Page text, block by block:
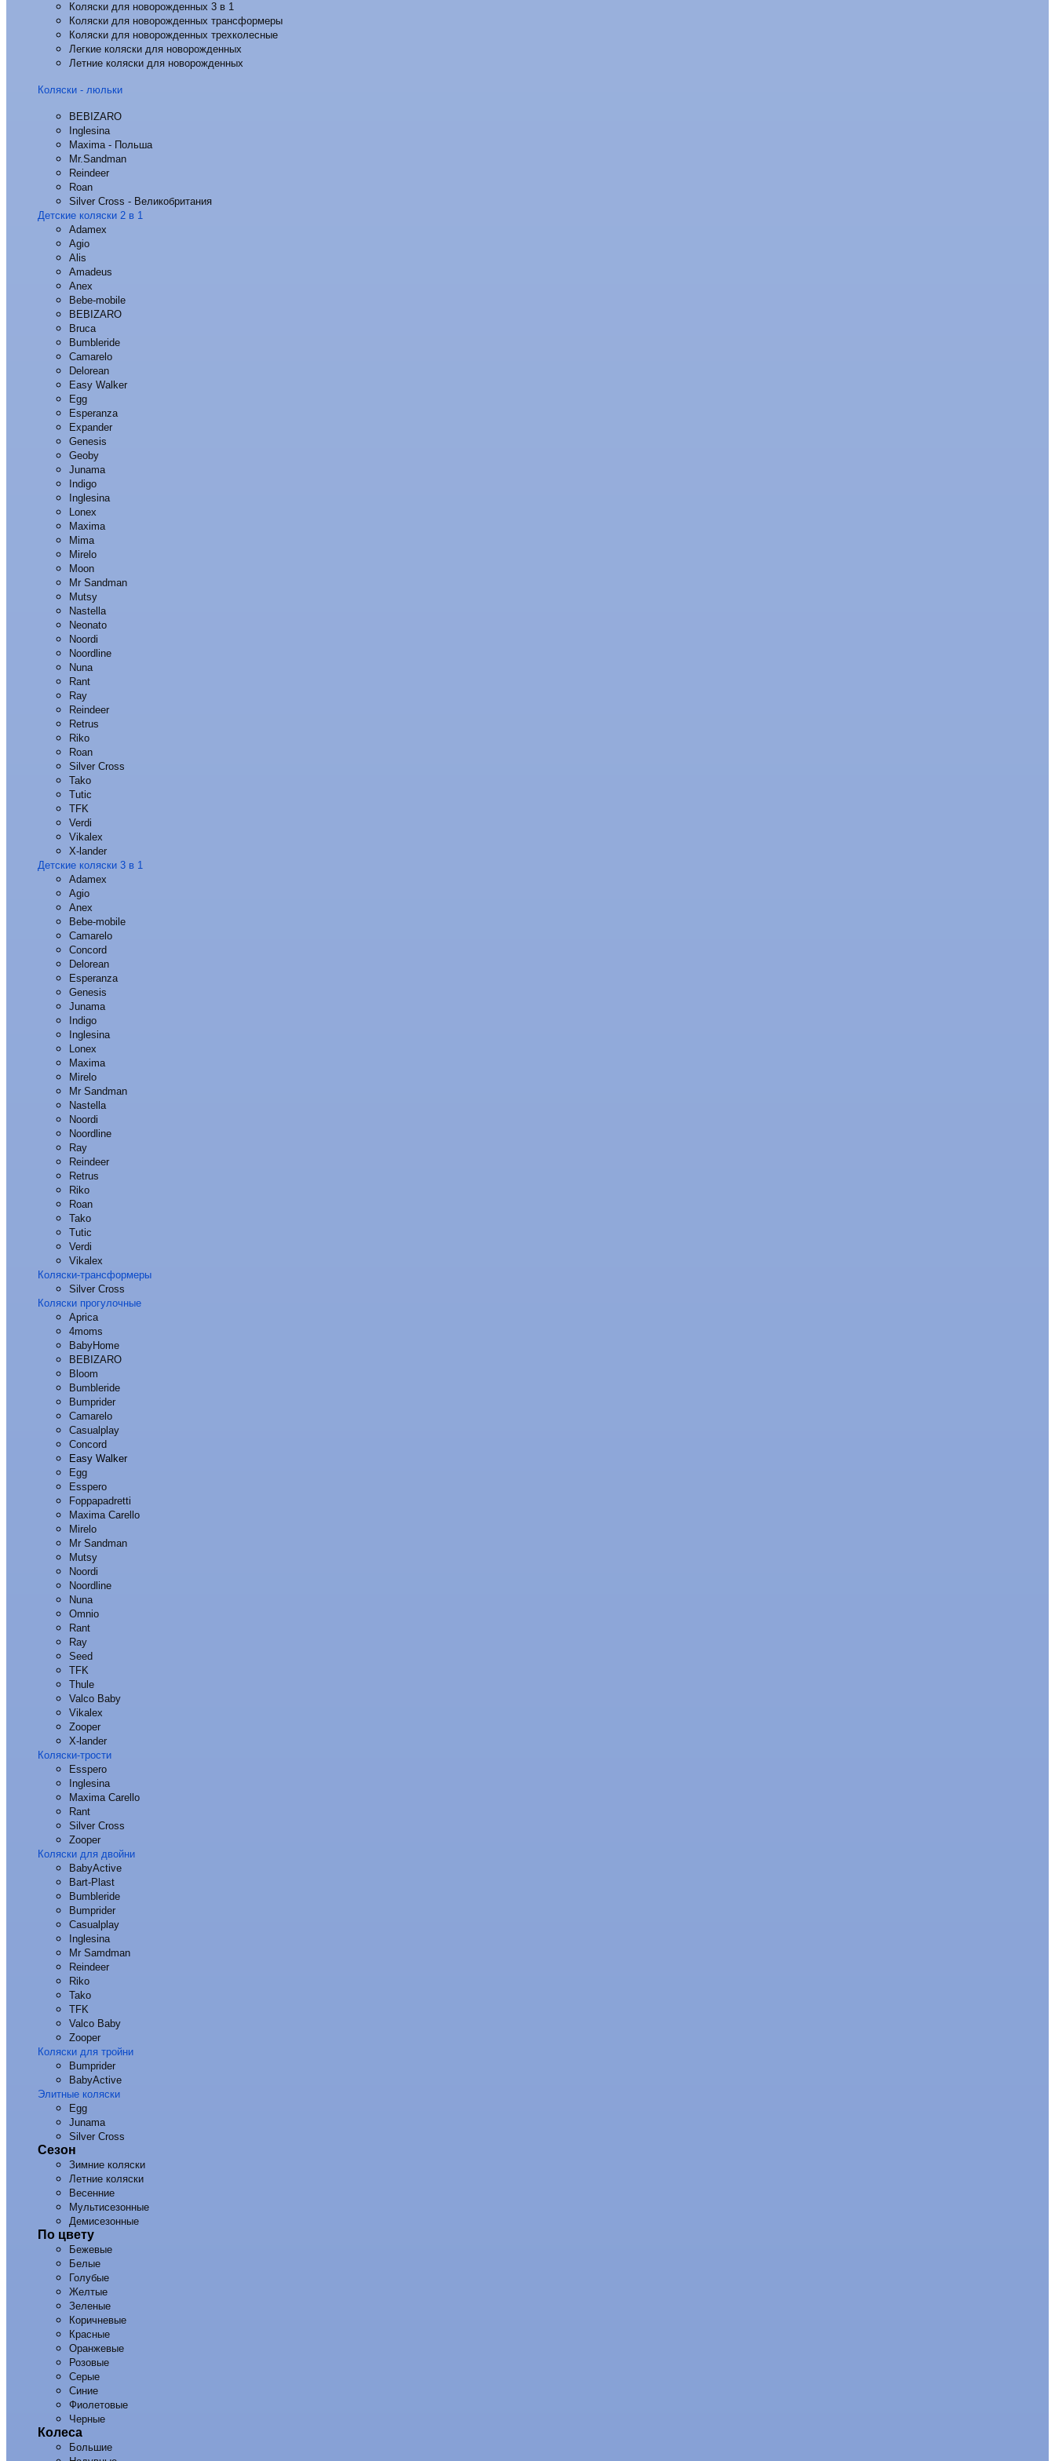
Коляски для новорожденных 3 в 1
Коляски для новорожденных трансформеры
Коляски для новорожденных трехколесные
Легкие коляски для новорожденных
Летние коляски для новорожденных
Коляски - люльки
BEBIZARO
Inglesina
Maxima - Польша
Mr.Sandman
Reindeer
Roan
Silver Cross - Великобритания
Детские коляски 2 в 1
Adamex
Agio
Alis
Amadeus
Anex
Bebe-mobile
BEBIZARO
Bruca
Bumbleride
Camarelo
Delorean
Easy Walker
Egg
Esperanza
Expander
Genesis
Geoby
Junama
Indigo
Inglesina
Lonex
Maxima
Mima
Mirelo
Moon
Mr Sandman
Mutsy
Nastella
Neonato
Noordi
Noordline
Nuna
Rant
Ray
Reindeer
Retrus
Riko
Roan
Silver Cross
Tako
Tutic
TFK
Verdi
Vikalex
X-lander
Детские коляски 3 в 1
Adamex
Agio
Anex
Bebe-mobile
Camarelo
Concord
Delorean
Esperanza
Genesis
Junama
Indigo
Inglesina
Lonex
Maxima
Mirelo
Mr Sandman
Nastella
Noordi
Noordline
Ray
Reindeer
Retrus
Riko
Roan
Tako
Tutic
Verdi
Vikalex
Коляски-трансформеры
Silver Cross
Коляски прогулочные
Aprica
4moms
BabyHome
BEBIZARO
Bloom
Bumbleride
Bumprider
Camarelo
Casualplay
Concord
Easy Walker
Egg
Esspero
Foppapadretti
Maxima Carello
Mirelo
Mr Sandman
Mutsy
Noordi
Noordline
Nuna
Omnio
Rant
Ray
Seed
TFK
Thule
Valco Baby
Vikalex
Zooper
X-lander
Коляски-трости
Esspero
Inglesina
Maxima Carello
Rant
Silver Cross
Zooper
Коляски для двойни
BabyActive
Bart-Plast
Bumbleride
Bumprider
Casualplay
Inglesina
Mr Samdman
Reindeer
Riko
Tako
TFK
Valco Baby
Zooper
Коляски для тройни
Bumprider
BabyActive
Элитные коляски
Egg
Junama
Silver Cross
Сезон
Зимние коляски
Летние коляски
Весенние
Мультисезонные
Демисезонные
По цвету
Бежевые
Белые
Голубые
Желтые
Зеленые
Коричневые
Красные
Оранжевые
Розовые
Серые
Синие
Фиолетовые
Черные
Колеса
Большие